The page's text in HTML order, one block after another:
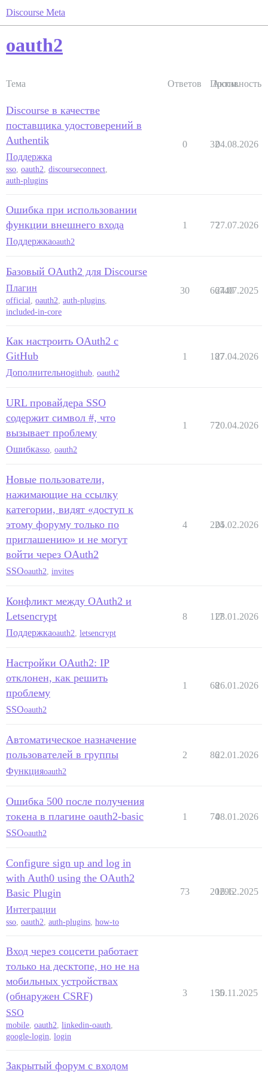
Discourse Meta
oauth2
Тема Ответов Просм.
Активность
Discourse в качестве
поставщика удостоверений в
Authentik
Поддержка
sso, oauth2, discourseconnect,
auth-plugins
0 3204.08.2026
Ошибка при использовании
функции внешнего входа
Поддержкаoauth2
1 7727.07.2026
Базовый OAuth2 для Discourse
Плагин
official, oauth2, auth-plugins,
included-in-core
30 66740
24.07.2025
Как настроить OAuth2 с
GitHub
Дополнительноgithub oauth2
1 187
27.04.2026
URL провайдера SSO
содержит символ #, что
вызывает проблему
Ошибкаsso oauth2
1 7720.04.2026
Новые пользователи,
нажимающие на ссылку
категории, видят «доступ к
этому форуму только по
приглашению» и не могут
войти через OAuth2
SSOoauth2 invites
4 224
05.02.2026
Конфликт между OAuth2 и
Letsencrypt
Поддержкаoauth2 letsencrypt
8 117
28.01.2026
Настройки OAuth2: IP
отклонен, как решить
проблему
SSOoauth2
1 6826.01.2026
Автоматическое назначение
пользователей в группы
Функцияoauth2
2 8622.01.2026
Ошибка 500 после получения
токена в плагине oauth2-basic
SSOoauth2
1 7408.01.2026
Configure sign up and log in
with Auth0 using the OAuth2
Basic Plugin
Интеграции
sso, oauth2, auth-plugins, how-to
73 20296
16.12.2025
Вход через соцсети работает
только на десктопе, но не на
мобильных устройствах
(обнаружен CSRF)
SSO
mobile, oauth2, linkedin-oauth,
google-login, login
3 155
30.11.2025
Закрытый форум с входом